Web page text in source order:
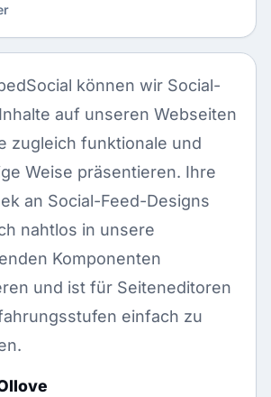
können wir Social-
auf unseren Webseiten
zugleich funktionale und
Weise präsentieren. Ihre
an Social-Feed-Designs
nahtlos in unsere
Komponenten
und ist für Seiteneditoren
einfach zu